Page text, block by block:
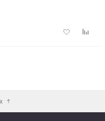
Добавить